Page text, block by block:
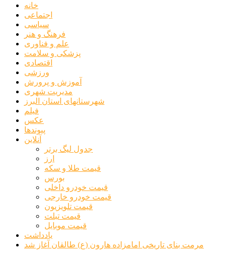
خانه
اجتماعی
سیاسی
فرهنگ و هنر
علم و فناوری
پزشکی و سلامت
اقتصادی
ورزشی
آموزش و پرورش
مدیریت شهری
شهرستانهای استان البرز
فیلم
عکس
پیوندها
آنلاین
جدول لیگ برتر
ارز
قیمت طلا و سکه
بورس
قیمت خودرو داخلی
قیمت خودرو خارجی
قیمت تلویزیون
قیمت تبلت
قیمت موبایل
یادداشت
مرمت بنای تاریخی امامزاده هارون (ع) طالقان آغاز شد